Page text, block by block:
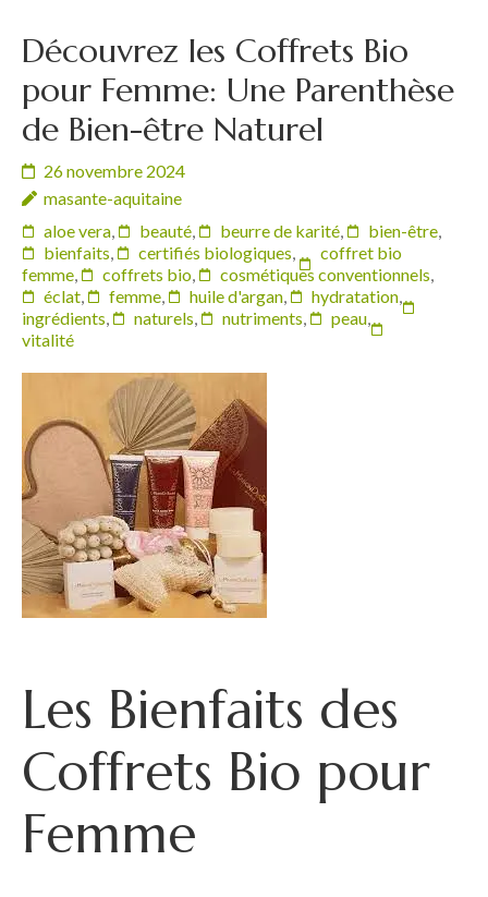
Découvrez les Coffrets Bio
pour Femme: Une Parenthèse
de Bien-être Naturel
26 novembre 2024
masante-aquitaine
aloe vera, beauté, beurre de karité, bien-être,
bienfaits, certifiés biologiques,
coffret bio
femme, coffrets bio, cosmétiques conventionnels,
éclat, femme, huile d'argan, hydratation,
ingrédients, naturels, nutriments, peau,
vitalité
Les Bienfaits des
Coffrets Bio pour
Femme